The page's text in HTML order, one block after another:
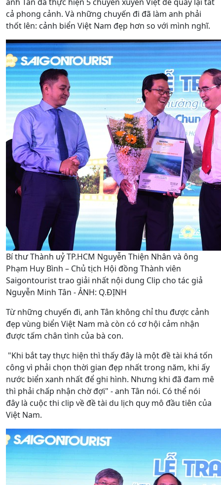
cả phong cảnh. Và những chuyến đi đã làm anh phải
thốt lên: cảnh biển Việt Nam đẹp hơn so với mình nghĩ.
Bí thư Thành uỷ TP.HCM Nguyễn Thiện Nhân và ông
Phạm Huy Bình – Chủ tịch Hội đồng Thành viên
Saigontourist trao giải nhất nội dung Clip cho tác giả
Nguyễn Minh Tân - ẢNH: Q.ĐỊNH
Từ những chuyến đi, anh Tân không chỉ thu được cảnh
đẹp vùng biển Việt Nam mà còn có cơ hội cảm nhận
được tấm chân tình của bà con.
"Khi bắt tay thực hiện thì thấy đây là một đề tài khá tốn
công vì phải chọn thời gian đẹp nhất trong năm, khi ấy
nước biển xanh nhất để ghi hình. Nhưng khi đã đam mê
thì phải chấp nhận chờ đợi" - anh Tân nói. Có thể nói
đây là cuộc thi clip về đề tài du lịch quy mô đầu tiên của
Việt Nam.